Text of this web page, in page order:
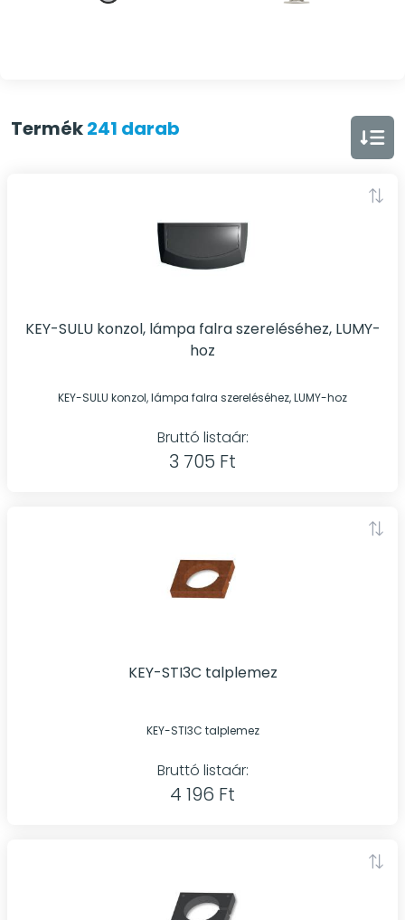
Termék241 darab
KEY-SULU konzol, lámpa falra szereléséhez, LUMY-
hoz
KEY-SULU konzol, lámpa falra szereléséhez, LUMY-hoz
Bruttó listaár:
3 705 Ft
KEY-STI3C talplemez
KEY-STI3C talplemez
Bruttó listaár:
4 196 Ft